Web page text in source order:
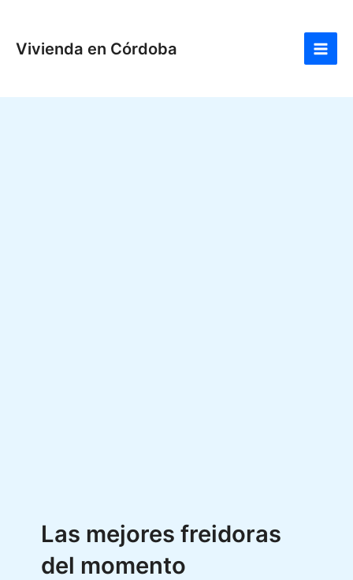
contenido
Vivienda en Córdoba
Las mejores freidoras
del momento